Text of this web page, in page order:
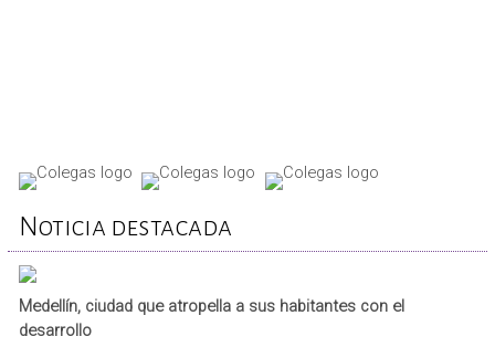
Noticia destacada
Medellín, ciudad que atropella a sus habitantes con el
desarrollo